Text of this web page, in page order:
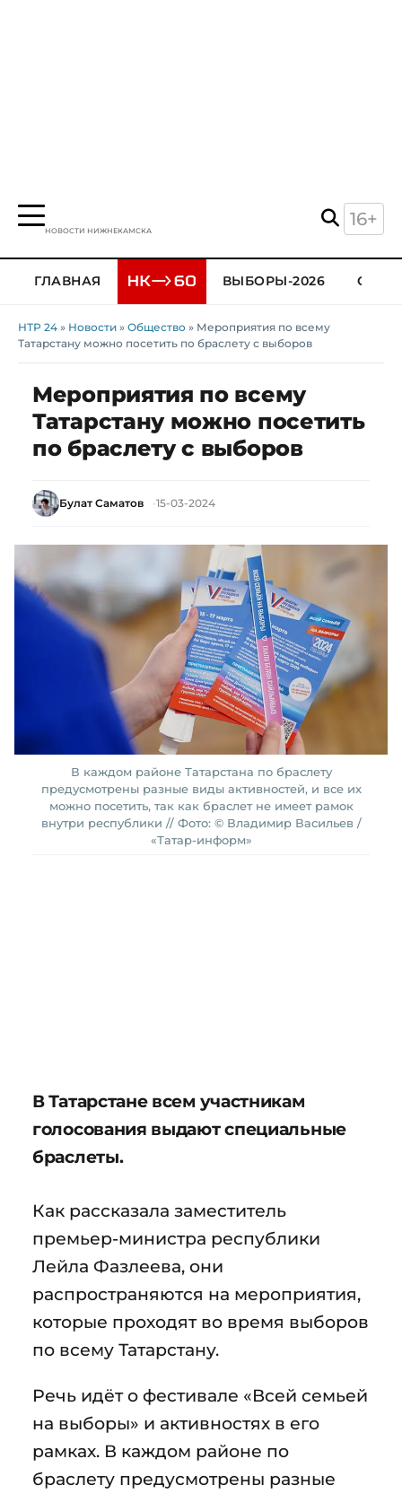
НОВОСТИ НИЖНЕКАМСКА
16+
ГЛАВНАЯ ВЫБОРЫ-2026
НТР 24 » Новости » Общество » Мероприятия по всему
Татарстану можно посетить по браслету с выборов
Мероприятия по всему
Татарстану можно посетить
по браслету с выборов
Булат Саматов 15-03-2024
В каждом районе Татарстана по браслету
предусмотрены разные виды активностей, и все их
можно посетить, так как браслет не имеет рамок
внутри республики // Фото: © Владимир Васильев /
«Татар-информ»
В Татарстане всем участникам
голосования выдают специальные
браслеты.
Как рассказала заместитель
премьер-министра республики
Лейла Фазлеева, они
распространяются на мероприятия,
которые проходят во время выборов
по всему Татарстану.
Речь идёт о фестивале «Всей семьей
на выборы» и активностях в его
рамках. В каждом районе по
браслету предусмотрены разные